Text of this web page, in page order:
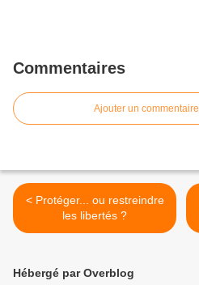
Commentaires
Ajouter un commentaire
< Protéger... ou restreindre
les libertés ?
Hébergé par Overblog